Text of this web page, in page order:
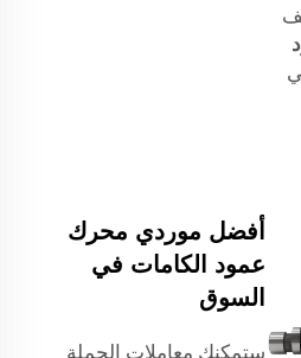
أفضل موردي محرك
عمود الكامات في
السوق
ستمكنك معاملات الجملة